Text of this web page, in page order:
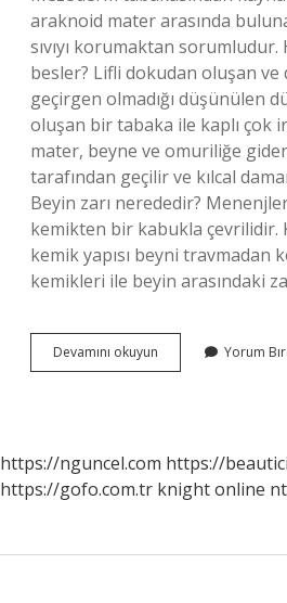
araknoid mater arasında
sıvıyı korumaktan
besler? Lifli dokudan oluşan ve
geçirgen olmadığı düşünülen
oluşan bir tabaka ile kaplı çok
mater, beyne ve omuriliğe
tarafından geçilir ve kılcal
Beyin zarı nerededir?
kemikten bir kabukla çevrilidir.
kemik yapısı beyni travmadan
kemikleri ile beyin arasındaki
Devamını okuyun Beyinde
Kaç
Yorum
https://nguncel.com https://
https://gofo.com.tr knight online